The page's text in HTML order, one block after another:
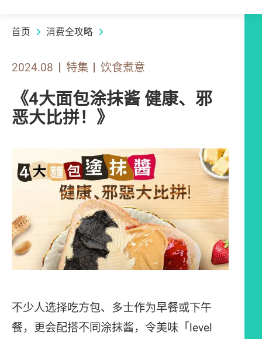
首页 消费全攻略
2024.08 特集 饮食煮意
《4大面包涂抹酱 健康、邪
恶大比拼！》
不少人选择吃方包、多士作为早餐或下午
餐，更会配搭不同涂抹酱，令美味「level